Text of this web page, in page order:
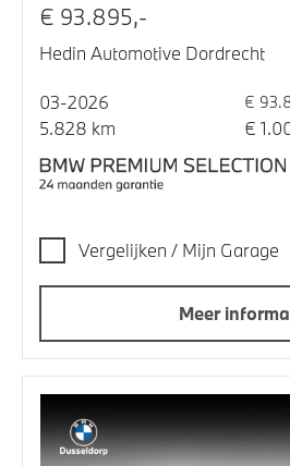
€ 93.895,-
Hedin Automotive Dordrecht
03-2026 €
5.828 km €
Vergelijken / Mijn Garage
Meer